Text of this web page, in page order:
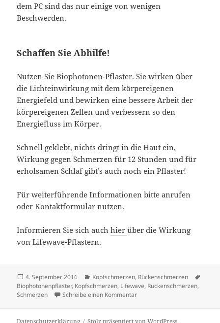
dem PC sind das nur einige von wenigen
Beschwerden.
Schaffen Sie Abhilfe!
Nutzen Sie Biophotonen-Pflaster. Sie wirken über
die Lichteinwirkung mit dem körpereigenen
Energiefeld und bewirken eine bessere Arbeit der
körpereigenen Zellen und verbessern so den
Energiefluss im Körper.
Schnell geklebt, nichts dringt in die Haut ein,
Wirkung gegen Schmerzen für 12 Stunden und für
erholsamen Schlaf gibt’s auch noch ein Pflaster!
Für weiterführende Informationen bitte anrufen
oder Kontaktformular nutzen.
Informieren Sie sich auchhierüber die Wirkung
von Lifewave-Pflastern.
Veröffentlicht
am
4. September 2016 Kategorien
Kopfschmerzen, Rückenschmerzen
Biophotonenpflaster, Kopfschmerzen, Lifewave, Rückenschmerzen,
Schmerzen
Schreibe einen Kommentarzu Rückenschmerzen adè
Datenschutzerklärung Stolz präsentiert von WordPress